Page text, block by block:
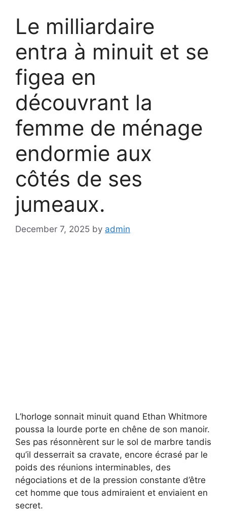
Le milliardaire
entra à minuit et se
figea en
découvrant la
femme de ménage
endormie aux
côtés de ses
jumeaux.
December 7, 2025 by admin
L’horloge sonnait minuit quand Ethan Whitmore
poussa la lourde porte en chêne de son manoir.
Ses pas résonnèrent sur le sol de marbre tandis
qu’il desserrait sa cravate, encore écrasé par le
poids des réunions interminables, des
négociations et de la pression constante d’être
cet homme que tous admiraient et enviaient en
secret.